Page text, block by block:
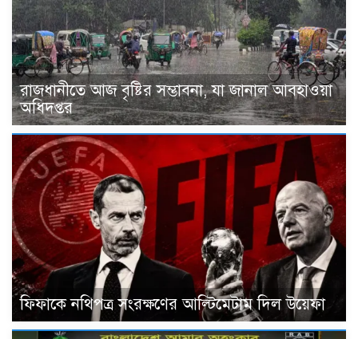
রাজধানীতে আজ বৃষ্টির সম্ভাবনা, যা জানাল আবহাওয়া
অধিদপ্তর
ফিফাকে নথিপত্র সংরক্ষণের আল্টিমেটাম দিল উয়েফা